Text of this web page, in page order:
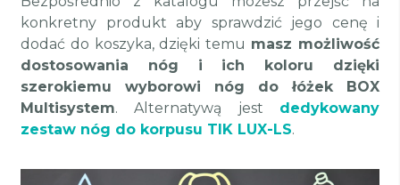
konkretny produkt aby sprawdzić jego cenę i
dodać do koszyka, dzięki temu masz możliwość
dostosowania nóg i ich koloru dzięki
szerokiemu wyborowi nóg do łóżek BOX
Multisystem. Alternatywą jest dedykowany
zestaw nóg do korpusu TIK LUX-LS.